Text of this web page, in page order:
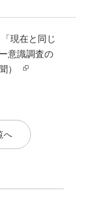
現在と同じ
意識調査の
）
へ